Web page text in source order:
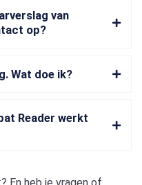
van
op?
Wat doe ik?
Reader werkt